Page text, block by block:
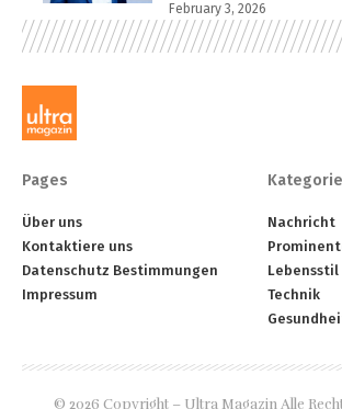
February 3, 2026
Pages
Über uns
Kontaktiere uns
Datenschutz Bestimmungen
Impressum
Nachricht
Lebensstil
Technik
© 2026 Copyright – Ultra Magazin Alle